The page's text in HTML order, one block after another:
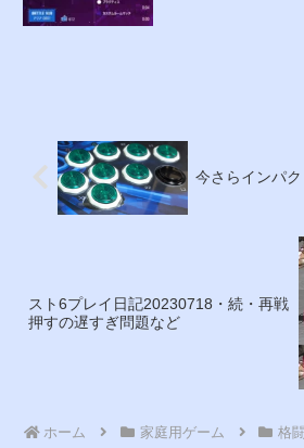
今さらインパ
スト6プレイ日記20230718・続・再戦
押すの遅すぎ問題など
ホーム 家庭用ゲーム 格